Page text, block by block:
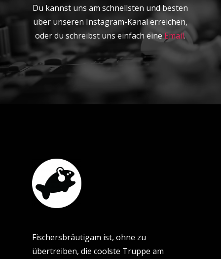
Du kannst uns am schnellsten und besten
über unseren Instagram-Kanal erreichen,
oder du schreibst uns einfach eine Email.
Fischersbräutigam ist, ohne zu
übertreiben, die coolste Truppe am